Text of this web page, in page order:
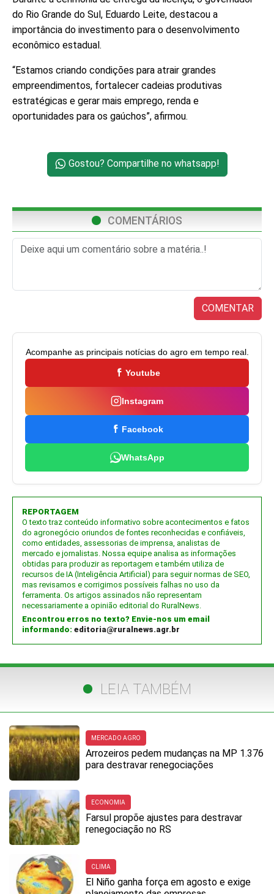
do Rio Grande do Sul, Eduardo Leite, destacou a
importância do investimento para o desenvolvimento
econômico estadual.
“Estamos criando condições para atrair grandes
empreendimentos, fortalecer cadeias produtivas
estratégicas e gerar mais emprego, renda e
oportunidades para os gaúchos”, afirmou.
Gostou? Compartilhe no whatsapp!
COMENTÁRIOS
COMENTAR
Acompanhe as principais notícias do agro em tempo real.
Youtube
Instagram
Facebook
WhatsApp
REPORTAGEM
O texto traz conteúdo informativo sobre acontecimentos e fatos
do agronegócio oriundos de fontes reconhecidas e confiáveis,
como entidades, assessorias de imprensa, analistas de
mercado e jornalistas. Nossa equipe analisa as informações
obtidas para produzir as reportagem e também utiliza de
recursos de IA (Inteligência Artificial) para seguir normas de SEO,
mas revisamos e corrigimos possíveis falhas no uso da
ferramenta. Os artigos assinados não representam
necessariamente a opinião editorial do RuralNews.
Encontrou erros no texto? Envie-nos um email
informando: editoria@ruralnews.agr.br
LEIA TAMBÉM
MERCADO AGRO
Arrozeiros pedem mudanças na MP 1.376
para destravar renegociações
ECONOMIA
Farsul propõe ajustes para destravar
renegociação no RS
CLIMA
El Niño ganha força em agosto e exige